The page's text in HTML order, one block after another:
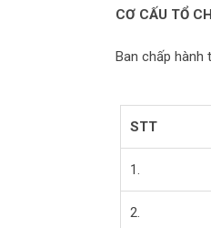
CƠ CẤU TỔ
Ban chấp hành
STT
1.
2.